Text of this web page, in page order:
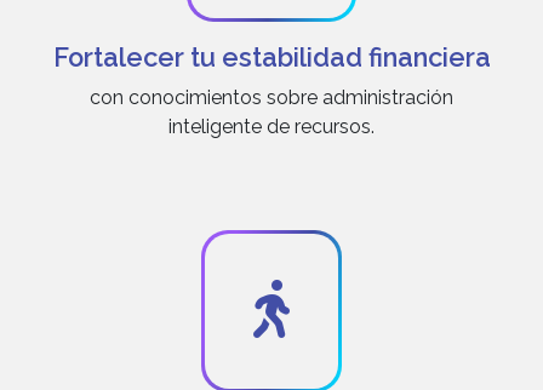
Fortalecer tu estabilidad financiera
con conocimientos sobre administración
inteligente de recursos.